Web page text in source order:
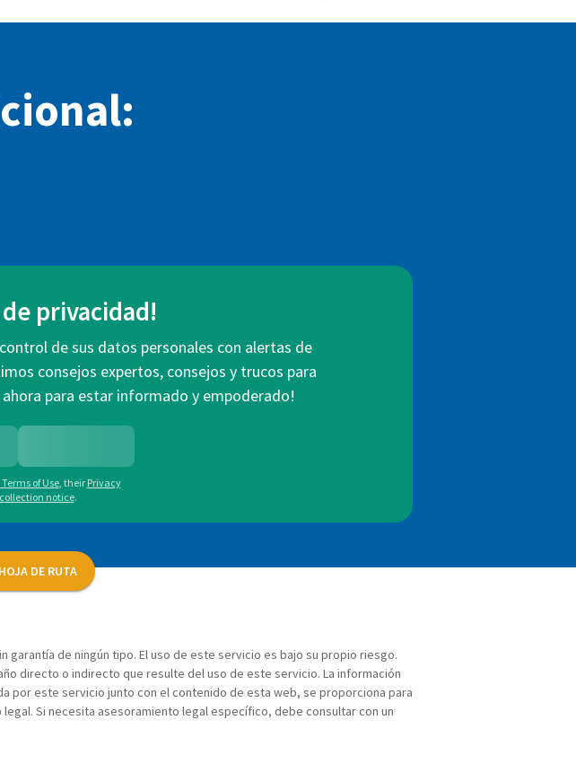
privacidad!
de sus datos personales con alertas de
consejos expertos, consejos y trucos para
para estar informado y empoderado!
of Use, their Privacy
notice.
DE RUTA
garantía de ningún tipo. El uso de este servicio es bajo su propio riesgo.
directo o indirecto que resulte del uso de este servicio. La información
por este servicio junto con el contenido de esta web, se proporciona para
Si necesita asesoramiento legal específico, debe consultar con un